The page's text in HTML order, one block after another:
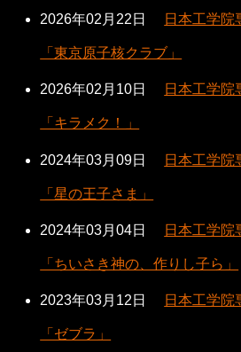
2026年02月22日 日本工学院
「東京原子核クラブ」
2026年02月10日 日本工学院
「キラメク！」
2024年03月09日 日本工学院
「星の王子さま」
2024年03月04日 日本工学院
「ちいさき神の、作りし子ら」
2023年03月12日 日本工学院
「ゼブラ」